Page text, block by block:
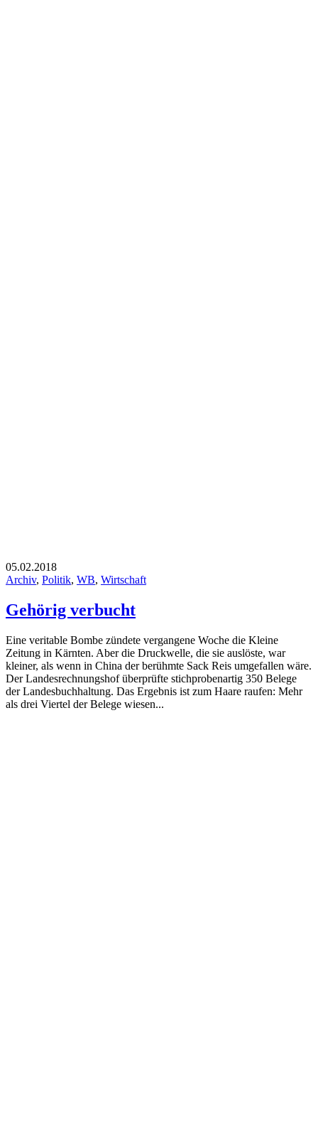
05.02.2018
Archiv, Politik, WB, Wirtschaft
Gehörig verbucht
Eine veritable Bombe zündete vergangene Woche die Kleine
Zeitung in Kärnten. Aber die Druckwelle, die sie auslöste, war
kleiner, als wenn in China der berühmte Sack Reis umgefallen wäre.
Der Landesrechnungshof überprüfte stichprobenartig 350 Belege
der Landesbuchhaltung. Das Ergebnis ist zum Haare raufen: Mehr
als drei Viertel der Belege wiesen...